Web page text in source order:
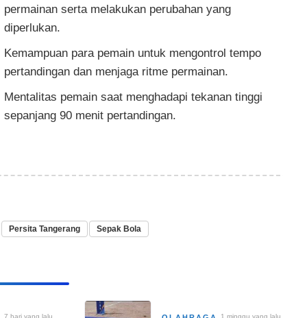
permainan serta melakukan perubahan yang
diperlukan.
Kemampuan para pemain untuk mengontrol tempo
pertandingan dan menjaga ritme permainan.
Mentalitas pemain saat menghadapi tekanan tinggi
sepanjang 90 menit pertandingan.
Persita Tangerang Sepak Bola
7 hari yang lalu 1 minggu yang lalu